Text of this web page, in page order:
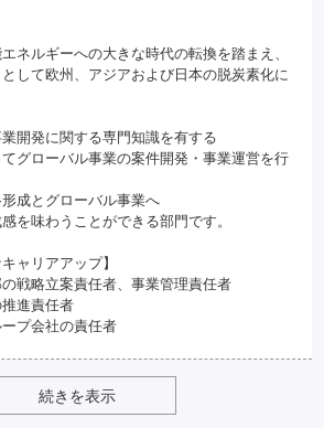
ネルギーへの大きな時代の転換を踏まえ、
して欧州、アジアおよび日本の脱炭素化に
開発に関する専門知識を有する
グローバル事業の案件開発・事業運営を行
成とグローバル事業へ
を味わうことができる部門です。
ャリアアップ】
戦略立案責任者、事業管理責任者
推進責任者
プ会社の責任者
続きを表示